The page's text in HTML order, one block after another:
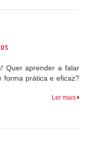
Quer aprender a falar
forma prática e eficaz?
Ler mais